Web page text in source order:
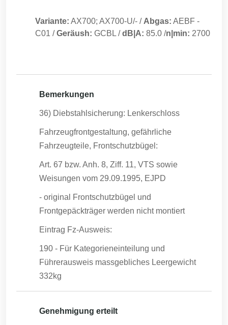
Variante: AX700; AX700-U/- / Abgas: AEBF -
C01 /Geräush: GCBL /dB|A: 85.0 /n|min: 2700
Bemerkungen
36) Diebstahlsicherung: Lenkerschloss
Fahrzeugfrontgestaltung, gefährliche
Fahrzeugteile, Frontschutzbügel:
Art. 67 bzw. Anh. 8, Ziff. 11, VTS sowie
Weisungen vom 29.09.1995, EJPD
- original Frontschutzbügel und
Frontgepäckträger werden nicht montiert
Eintrag Fz-Ausweis:
190 - Für Kategorieneinteilung und
Führerausweis massgebliches Leergewicht
332kg
Genehmigung erteilt